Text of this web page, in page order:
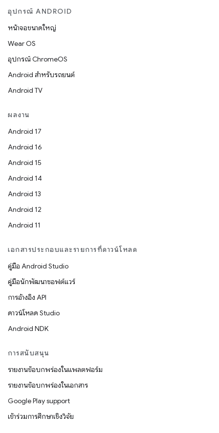
อุปกรณ์ ANDROID
หน้าจอขนาดใหญ่
Wear OS
อุปกรณ์ ChromeOS
Android สำหรับรถยนต์
Android TV
ผลงาน
Android 17
Android 16
Android 15
Android 14
Android 13
Android 12
Android 11
เอกสารประกอบและรายการที่ดาวน์โหลด
คู่มือ Android Studio
คู่มือนักพัฒนาซอฟต์แวร์
การอ้างอิง API
ดาวน์โหลด Studio
Android NDK
การสนับสนุน
รายงานข้อบกพร่องในแพลตฟอร์ม
รายงานข้อบกพร่องในเอกสาร
Google Play support
เข้าร่วมการศึกษาเชิงวิจัย